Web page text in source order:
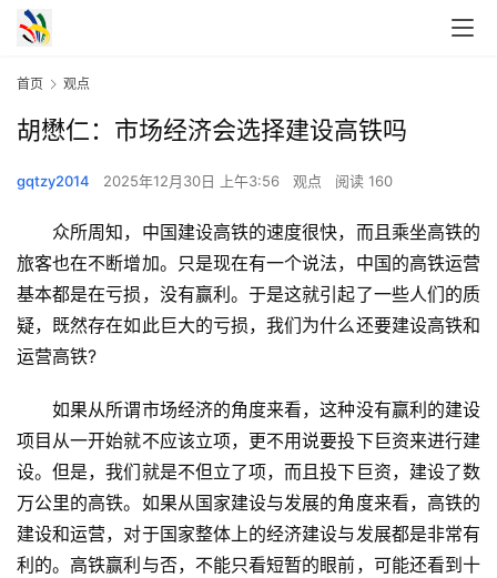
首页 观点
胡懋仁：市场经济会选择建设高铁吗
gqtzy2014 2025年12月30日 上午3:56 观点 阅读 160
众所周知，中国建设高铁的速度很快，而且乘坐高铁的
旅客也在不断增加。只是现在有一个说法，中国的高铁运营
基本都是在亏损，没有赢利。于是这就引起了一些人们的质
疑，既然存在如此巨大的亏损，我们为什么还要建设高铁和
运营高铁?
如果从所谓市场经济的角度来看，这种没有赢利的建设
项目从一开始就不应该立项，更不用说要投下巨资来进行建
设。但是，我们就是不但立了项，而且投下巨资，建设了数
万公里的高铁。如果从国家建设与发展的角度来看，高铁的
建设和运营，对于国家整体上的经济建设与发展都是非常有
利的。高铁赢利与否，不能只看短暂的眼前，可能还看到十